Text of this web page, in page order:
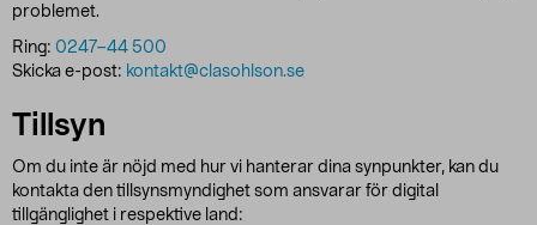
problemet.
Ring: 0247–44 500
Skicka e-post: kontakt@clasohlson.se
Tillsyn
Om du inte är nöjd med hur vi hanterar dina synpunkter, kan du
kontakta den tillsynsmyndighet som ansvarar för digital
tillgänglighet i respektive land: